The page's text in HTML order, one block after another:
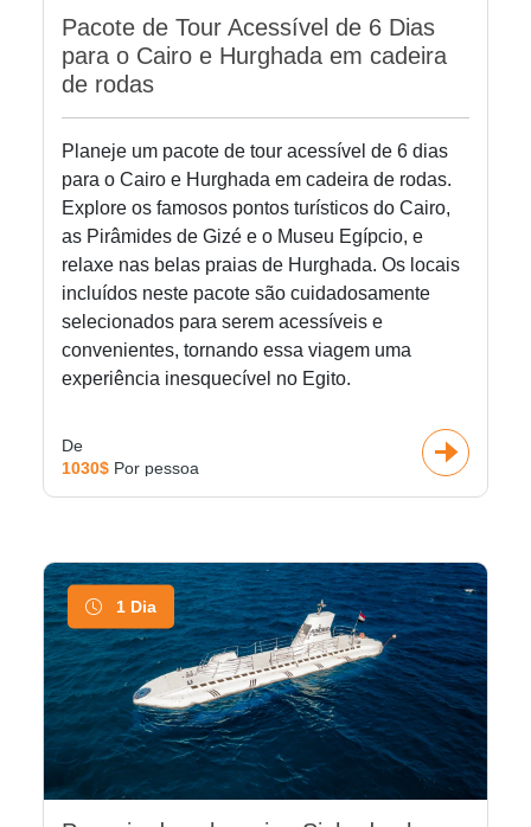
Pacote de Tour Acessível de 6 Dias
para o Cairo e Hurghada em cadeira
de rodas
Planeje um pacote de tour acessível de 6 dias
para o Cairo e Hurghada em cadeira de rodas.
Explore os famosos pontos turísticos do Cairo,
as Pirâmides de Gizé e o Museu Egípcio, e
relaxe nas belas praias de Hurghada. Os locais
incluídos neste pacote são cuidadosamente
selecionados para serem acessíveis e
convenientes, tornando essa viagem uma
experiência inesquecível no Egito.
De
1030$ Por pessoa
1 Dia